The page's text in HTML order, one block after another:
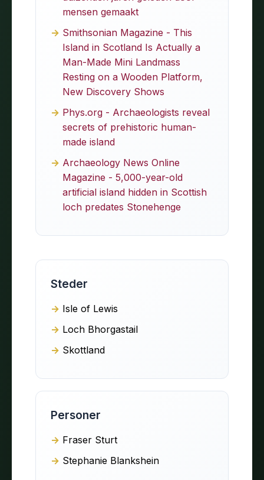
mensen gemaakt
Smithsonian Magazine - This
Island in Scotland Is Actually a
Man-Made Mini Landmass
Resting on a Wooden Platform,
New Discovery Shows
Phys.org - Archaeologists reveal
secrets of prehistoric human-
made island
Archaeology News Online
Magazine - 5,000-year-old
artificial island hidden in Scottish
loch predates Stonehenge
Steder
Isle of Lewis
Loch Bhorgastail
Skottland
Personer
Fraser Sturt
Stephanie Blankshein